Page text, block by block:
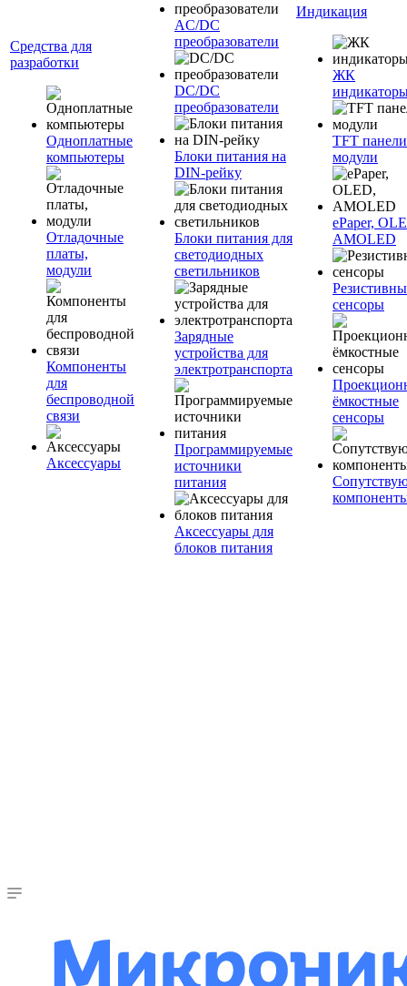
Средства для
разработки
Одноплатные
компьютеры
Отладочные
платы,
модули
Компоненты
для
беспроводной
связи
Аксессуары
AC/DC
преобразователи
DC/DC
преобразователи
Блоки питания на
DIN-рейку
Блоки питания для
светодиодных
светильников
Зарядные
устройства для
электротранспорта
Программируемые
источники
питания
Аксессуары для
блоков питания
Индикация
ЖК
TFT
модули
ePaper,
AMOLED
сенсоры
ёмкостные
сенсоры